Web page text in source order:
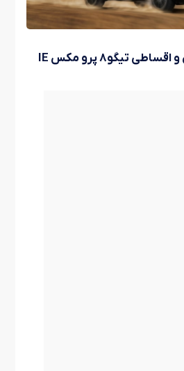
شرایط فروش نقدی و اقساطی تیگو۸ پرو مکس IE